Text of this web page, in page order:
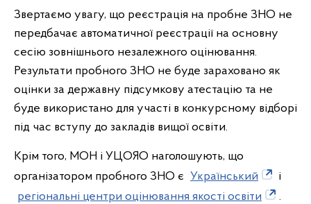
Звертаємо увагу, що реєстрація на пробне ЗНО не
передбачає автоматичної реєстрації на основну
сесію зовнішнього незалежного оцінювання.
Результати пробного ЗНО не буде зараховано як
оцінки за державну підсумкову атестацію та не
буде використано для участі в конкурсному відборі
під час вступу до закладів вищої освіти.
Крім того, МОН і УЦОЯО наголошують, що
організатором пробного ЗНО є Український
і
регіональні центри оцінювання якості освіти
.